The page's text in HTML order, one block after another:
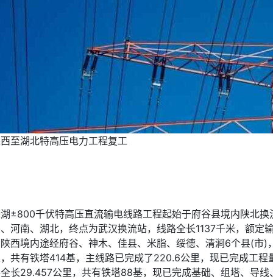
至湖北特高压电力工程复工
±800千伏特高压直流输电线路工程起始于府谷县境内陕北换
、河南、湖北，终点为武汉换流站，线路全长1137千米，额定
西境内途经府谷、神木、佳县、米脂、绥德、清涧6个县(市)
共有铁塔414基，主线路已完成了220.6公里，现已完成工程
长29.457公里，共有铁塔88基，现已完成基础、组塔、导线